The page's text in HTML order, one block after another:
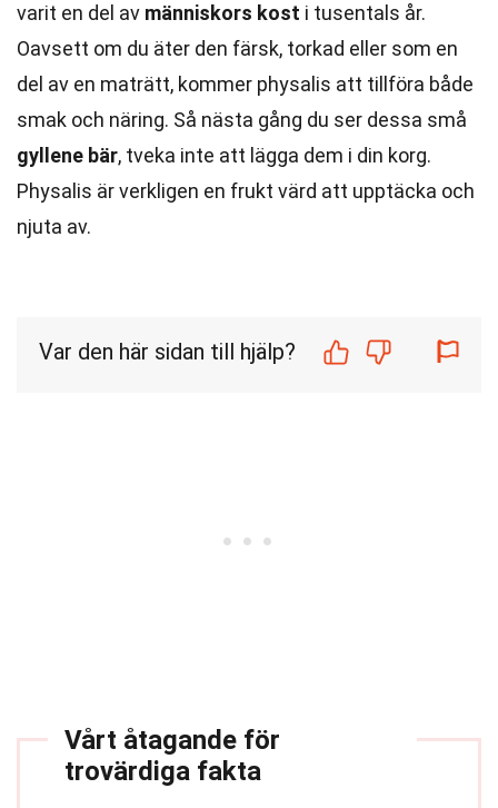
varit en del av människors kost i tusentals år.
Oavsett om du äter den färsk, torkad eller som en
del av en maträtt, kommer physalis att tillföra både
smak och näring. Så nästa gång du ser dessa små
gyllene bär, tveka inte att lägga dem i din korg.
Physalis är verkligen en frukt värd att upptäcka och
njuta av.
Var den här sidan till hjälp?
Vårt åtagande för
trovärdiga fakta